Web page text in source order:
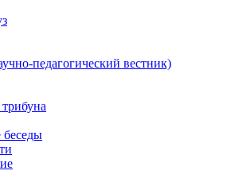
педагогический вестник)